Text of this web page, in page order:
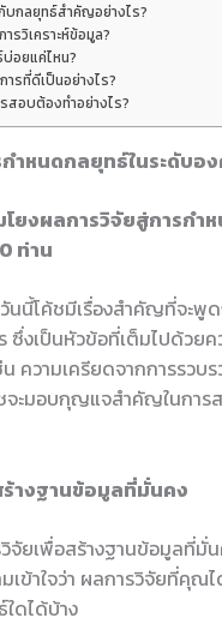
บกลยุทธ์สำคัญอย่างไร?
รวิเคราะห์ข้อมูล?
อยแค่ไหน?
รที่ดีเป็นอย่างไร?
สอบต้องทำอย่างไร?
ำหนดกลยุทธ์ในระดับอ
ยงผลการวิจัยสู่การกำ
ท่าน
นี้โค้ชมีเรื่องสำคัญที่จะพู
ซึ่งเป็นหัวข้อที่เต็มไปด้วย
น ความเครียดจากการร
จะมอบกุญแจสำคัญในกา
ร้างฐานข้อมูลที่มั่นคง
จัยเพื่อสร้างฐานข้อมูลที่
ข้าใจว่า ผลการวิจัยที่คุณ
ดได้บ้าง